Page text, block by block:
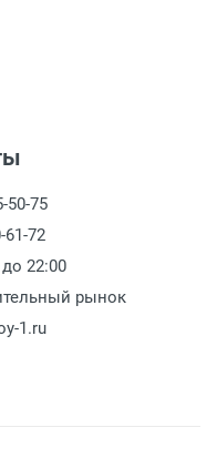
50-75
61-72
22:00
рынок
1.ru